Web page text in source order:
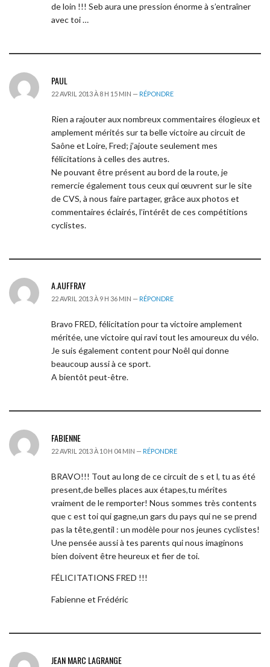
de loin !!! Seb aura une pression énorme à s’entraîner
avec toi …
PAUL
22 AVRIL 2013 À 8 H 15 MIN — RÉPONDRE
Rien a rajouter aux nombreux commentaires élogieux et
amplement mérités sur ta belle victoire au circuit de
Saône et Loire, Fred; j’ajoute seulement mes
félicitations à celles des autres.
Ne pouvant être présent au bord de la route, je
remercie également tous ceux qui œuvrent sur le site
de CVS, à nous faire partager, grâce aux photos et
commentaires éclairés, l’intérêt de ces compétitions
cyclistes.
A.AUFFRAY
22 AVRIL 2013 À 9 H 36 MIN — RÉPONDRE
Bravo FRED, félicitation pour ta victoire amplement
méritée, une victoire qui ravi tout les amoureux du vélo.
Je suis également content pour Noêl qui donne
beaucoup aussi à ce sport.
A bientôt peut-être.
FABIENNE
22 AVRIL 2013 À 10 H 04 MIN — RÉPONDRE
BRAVO!!! Tout au long de ce circuit de s et l, tu as été
present,de belles places aux étapes,tu mérites
vraiment de le remporter! Nous sommes très contents
que c est toi qui gagne,un gars du pays qui ne se prend
pas la tête,gentil : un modèle pour nos jeunes cyclistes!
Une pensée aussi à tes parents qui nous imaginons
bien doivent être heureux et fier de toi.
FÉLICITATIONS FRED !!!
Fabienne et Frédéric
JEAN MARC LAGRANGE